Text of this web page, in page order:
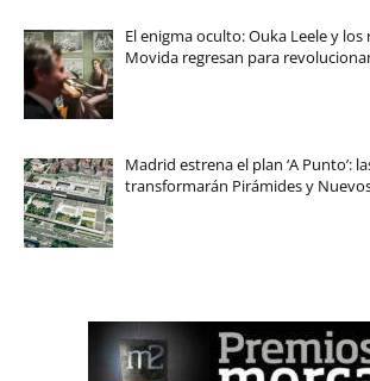
El enigma oculto: Ouka Leele y los
Movida regresan para
Madrid estrena el plan ‘A Punto’:
transformarán Pirámides y